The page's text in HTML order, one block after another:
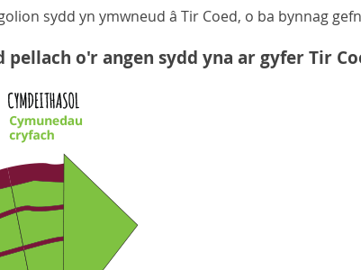
sydd yn ymwneud â Tir Coed, o ba bynnag
o'r angen sydd yna ar gyfer Tir